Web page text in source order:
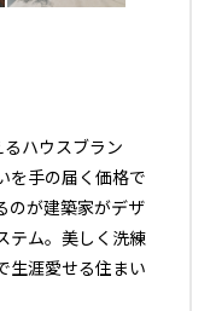
ハウスブラン
を手の届く価格で
のが建築家がデザ
テム。美しく洗練
生涯愛せる住まい